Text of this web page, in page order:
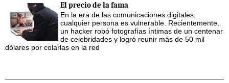
El precio de la fama
En la era de las comunicaciones digitales,
cualquier persona es vulnerable. Recientemente,
un hacker robó fotografías íntimas de un centenar
de celebridades y logró reunir más de 50 mil
dólares por colarlas en la red